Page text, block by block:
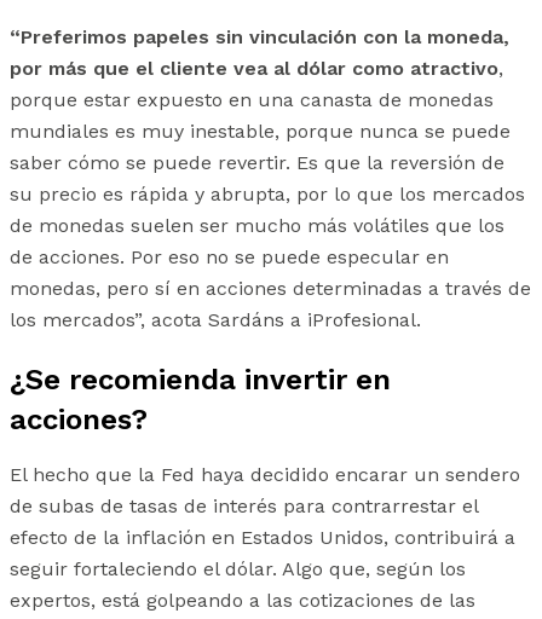
“Preferimos papeles sin vinculación con la moneda,
por más que el cliente vea al dólar como atractivo,
porque estar expuesto en una canasta de monedas
mundiales es muy inestable, porque nunca se puede
saber cómo se puede revertir. Es que la reversión de
su precio es rápida y abrupta, por lo que los mercados
de monedas suelen ser mucho más volátiles que los
de acciones. Por eso no se puede especular en
monedas, pero sí en acciones determinadas a través de
los mercados”, acota Sardáns a iProfesional.
¿Se recomienda invertir en
acciones?
El hecho que la Fed haya decidido encarar un sendero
de subas de tasas de interés para contrarrestar el
efecto de la inflación en Estados Unidos, contribuirá a
seguir fortaleciendo el dólar. Algo que, según los
expertos, está golpeando a las cotizaciones de las